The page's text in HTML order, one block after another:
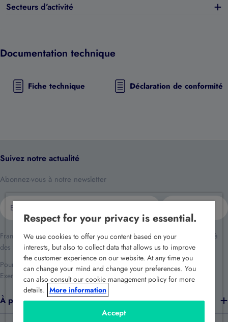
Secteurs d’activité
Documentation technique
Fiche technique Déclaration de conformité
Suivez notre actualité
Abonnez-vous à notre newsletter
mail
France Sécurité traite vos données dans le cadre de la relation client et à
des fins de prospection commerciale.
Pour en savoir plus reportez-vous à notre
politique de confidentialité
Exercez vos droits en écrivant àrgpd@france-securite.fr .
À propos de nous
Respect for your privacy is essential.
We use cookies to offer you content based on your
interests, but also to collect data that allows us to improve
the customer experience on our website. At any time you
can change your mind and change your preferences. You
can also consult our cookie management policy for more
details. More information
Accept